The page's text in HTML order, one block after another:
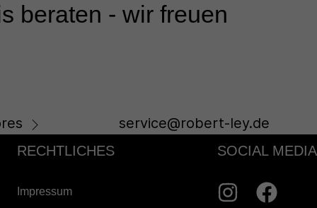
beraten - wir freuen
service@robert-ley.de
RECHTLICHES
Impressum
SOCIAL MEDIA